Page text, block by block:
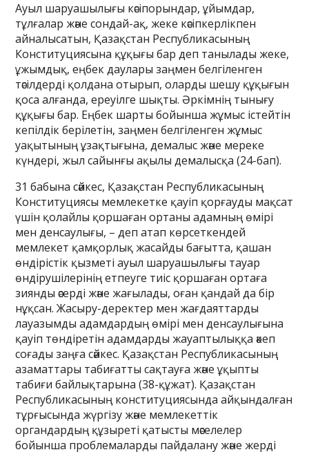
Ауыл шаруашылығы кәсіпорындар, ұйымдар,
тұлғалар және сондай-ақ, жеке кәсіпкерлікпен
айналысатын, Қазақстан Республикасының
Конституциясына құқығы бар деп танылады жеке,
ұжымдық, еңбек даулары заңмен белгіленген
тәсілдерді қолдана отырып, оларды шешу құқығын
қоса алғанда, ереуілге шықты. Әркімнің тынығу
құқығы бар. Еңбек шарты бойынша жұмыс істейтін
кепілдік берілетін, заңмен белгіленген жұмыс
уақытының ұзақтығына, демалыс және мереке
күндері, жыл сайынғы ақылы демалысқа (24-бап).
31 бабына сәйкес, Қазақстан Республикасының
Конституциясы мемлекетке қауіп қорғауды мақсат
үшін қолайлы қоршаған ортаны адамның өмірі
мен денсаулығы, – деп атап көрсеткендей
мемлекет қамқорлық жасайды бағытта, қашан
өндірістік қызметі ауыл шаруашылығы тауар
өндірушілерінің етпеуге тиіс қоршаған ортаға
зиянды әсерді және жағылады, оған қандай да бір
нұқсан. Жасыру-деректер мен жағдаяттарды
лауазымды адамдардың өмірі мен денсаулығына
қауіп төндіретін адамдарды жауаптылыққа әкеп
соғады заңға сәйкес. Қазақстан Республикасының
азаматтары табиғатты сақтауға және ұқыпты
табиғи байлықтарына (38-құжат). Қазақстан
Республикасының конституциясында айқындалған
тұрғысында жүргізу және мемлекеттік
органдардың құзыреті қатысты мәселелер
бойынша проблемаларды пайдалану және жерді